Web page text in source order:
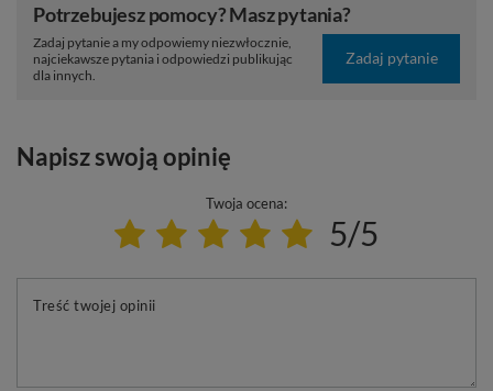
Potrzebujesz pomocy? Masz pytania?
Zadaj pytanie a my odpowiemy niezwłocznie,
najciekawsze pytania i odpowiedzi publikując
dla innych.
Zadaj pytanie
Napisz swoją opinię
Twoja ocena:
5/5
Treść twojej opinii